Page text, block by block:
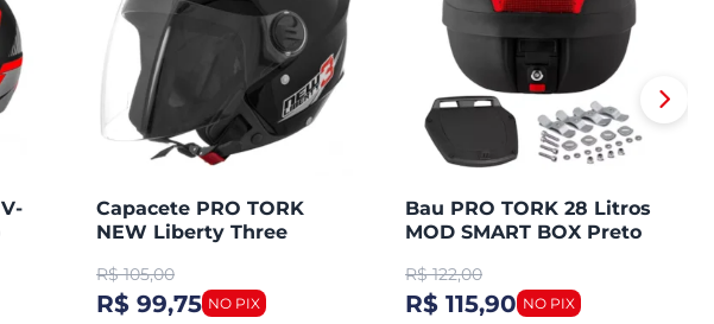
Capacete PRO TORK
NEW Liberty Three
R$ 105,00
R$ 99,75
Bau PRO TORK 28 Litros
MOD SMART BOX Preto
R$ 122,00
R$ 115,90